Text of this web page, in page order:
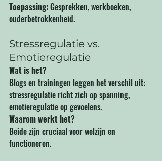
Toepassing: Gesprekken, werkboeken,
ouderbetrokkenheid.
Stressregulatie vs.
Emotieregulatie
Wat is het?
Blogs en trainingen leggen het verschil uit:
stressregulatie richt zich op spanning,
emotieregulatie op gevoelens.
Waarom werkt het?
Beide zijn cruciaal voor welzijn en
functioneren.